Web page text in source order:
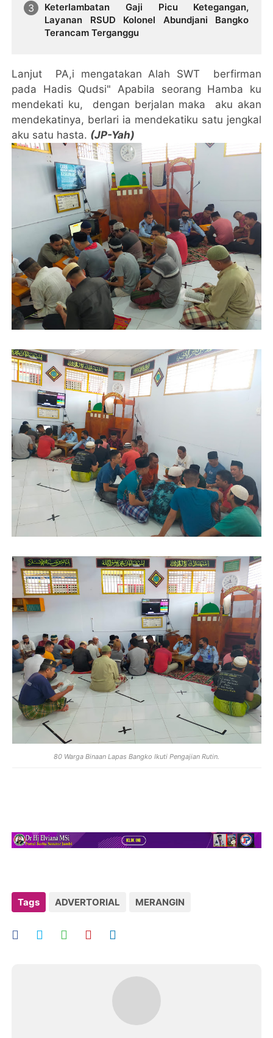
Keterlambatan Gaji Picu Ketegangan,
Layanan RSUD Kolonel Abundjani Bangko
Terancam Terganggu
Lanjut PA,i mengatakan Alah SWT berfirman
pada Hadis Qudsi" Apabila seorang Hamba ku
mendekati ku, dengan berjalan maka aku akan
mendekatinya, berlari ia mendekatiku satu jengkal
aku satu hasta. (JP-Yah)
80 Warga Binaan Lapas Bangko Ikuti Pengajian Rutin.
Tags ADVERTORIAL MERANGIN